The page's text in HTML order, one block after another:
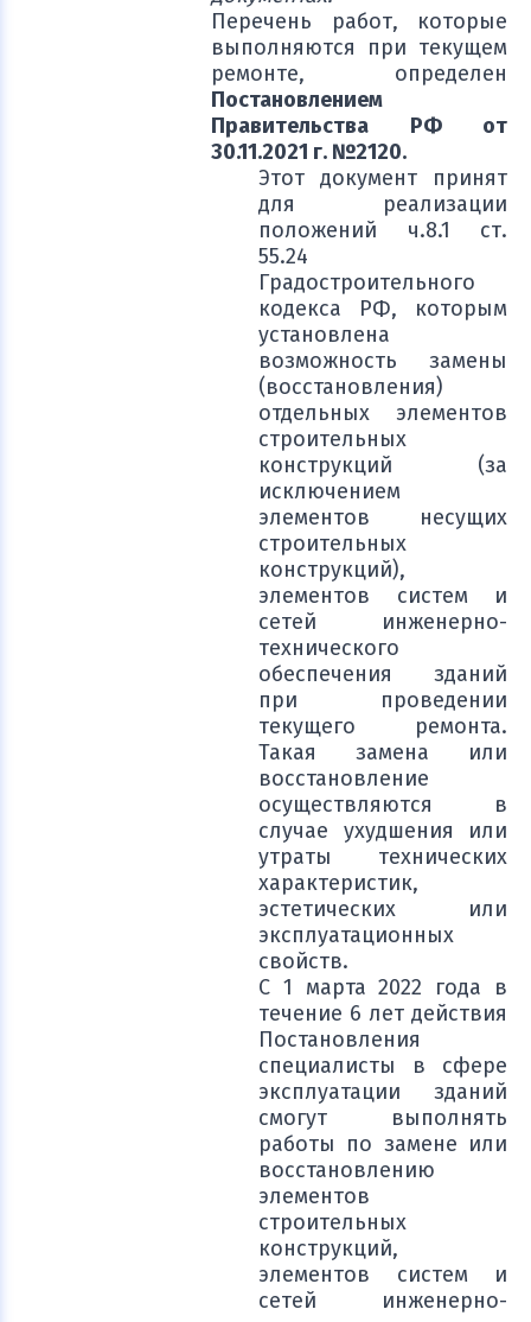
Перечень работ, которые
выполняются при текущем
ремонте, определен
Постановлением
Правительства РФ от
30.11.2021 г. №2120.
Этот документ принят
для реализации
положений ч.8.1 ст.
55.24
Градостроительного
кодекса РФ, которым
установлена
возможность замены
(восстановления)
отдельных элементов
строительных
конструкций (за
исключением
элементов несущих
строительных
конструкций),
элементов систем и
сетей инженерно-
технического
обеспечения зданий
при проведении
текущего ремонта.
Такая замена или
восстановление
осуществляются в
случае ухудшения или
утраты технических
характеристик,
эстетических или
эксплуатационных
свойств.
С 1 марта 2022 года в
течение 6 лет действия
Постановления
специалисты в сфере
эксплуатации зданий
смогут выполнять
работы по замене или
восстановлению
элементов
строительных
конструкций,
элементов систем и
сетей инженерно-